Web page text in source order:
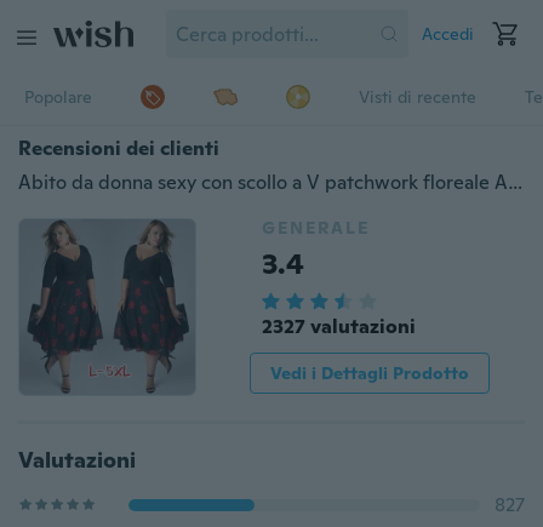
Accedi
Popolare Visti di recente
Recensioni dei clienti
Abito da donna sexy con scollo a V patchwork floreale A-line Abito da festa irregolare elegante plus size
GENERALE
3.4
2327 valutazioni
Vedi i Dettagli Prodotto
Valutazioni
827